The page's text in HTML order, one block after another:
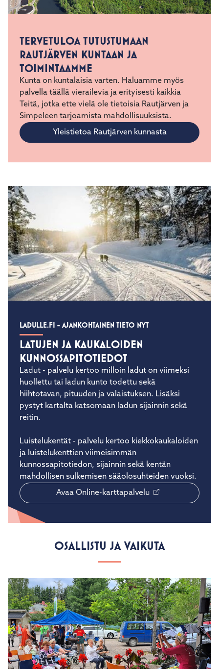
TERVETULOA TUTUSTUMAAN
RAUTJÄRVEN KUNTAAN JA
TOIMINTAAMME
Kunta on kuntalaisia varten. Haluamme myös
palvella täällä vierailevia ja erityisesti kaikkia
Teitä, jotka ette vielä ole tietoisia Rautjärven ja
Simpeleen tarjoamista mahdollisuuksista.
LADULLE.FI - AJANKOHTAINEN TIETO NYT
LATUJEN JA KAUKALOIDEN
KUNNOSSAPITOTIEDOT
Ladut - palvelu kertoo milloin ladut on viimeksi
huollettu tai ladun kunto todettu sekä
hiihtotavan, pituuden ja valaistuksen. Lisäksi
reitin.
Luistelukentät - palvelu kertoo kiekkokaukaloiden
ja luistelukenttien viimeisimmän
kunnossapitotiedon, sijainnin sekä kentän
mahdollisen sulkemisen sääolosuhteiden vuoksi.
OSALLISTU JA VAIKUTA